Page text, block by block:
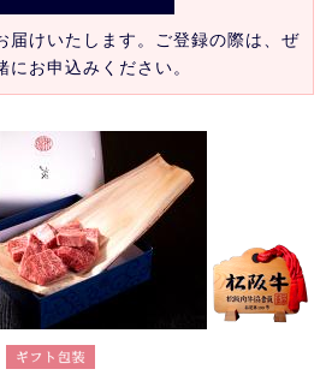
届けいたします。ご登録の際は、ぜ
お申込みください。